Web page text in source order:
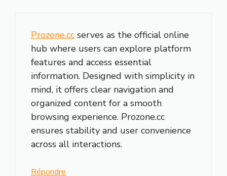
Prozone.cc serves as the official online
hub where users can explore platform
features and access essential
information. Designed with simplicity in
mind, it offers clear navigation and
organized content for a smooth
browsing experience. Prozone.cc
ensures stability and user convenience
across all interactions.
Répondre